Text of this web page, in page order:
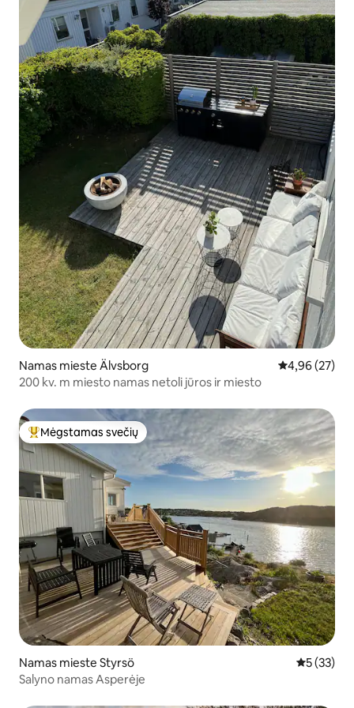
Namas mieste Älvsborg Vidutinis
4,96 (27)
200 kv. m miesto namas netoli jūros ir miesto
Svečių mėgstamiausias
Mėgstamas svečių
Namas mieste Styrsö Vidutinis
5 (33)
Salyno namas Asperėje